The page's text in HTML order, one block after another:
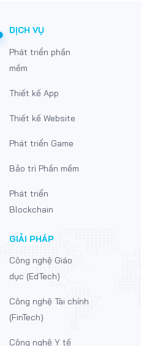
DỊCH VỤ
Phát triển phần
mềm
Thiết kế App
Thiết kế Website
Phát triển Game
Bảo trì Phần mềm
Phát triển
Blockchain
GIẢI PHÁP
Công nghệ Giáo
dục (EdTech)
Công nghệ Tài chính
(FinTech)
Công nghệ Y tế